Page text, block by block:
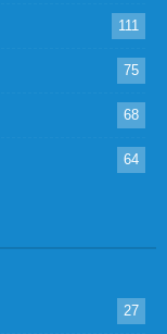
111
75
68
64
27